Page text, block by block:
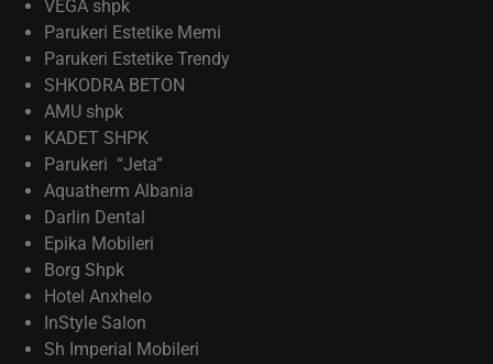
VEGA shpk
Parukeri Estetike Memi
Parukeri Estetike Trendy
SHKODRA BETON
AMU shpk
KADET SHPK
Parukeri “Jeta”
Aquatherm Albania
Darlin Dental
Epika Mobileri
Borg Shpk
Hotel Anxhelo
InStyle Salon
Sh Imperial Mobileri